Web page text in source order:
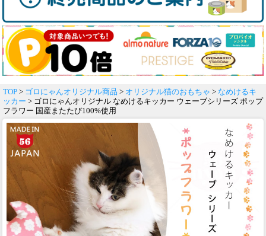
TOP > ゴロにゃんオリジナル商品 > オリジナル猫のおもちゃ > なめけるキ
ッカー > ゴロにゃんオリジナル なめけるキッカー ウェーブシリーズ ポップ
フラワー 国産またたび100%使用